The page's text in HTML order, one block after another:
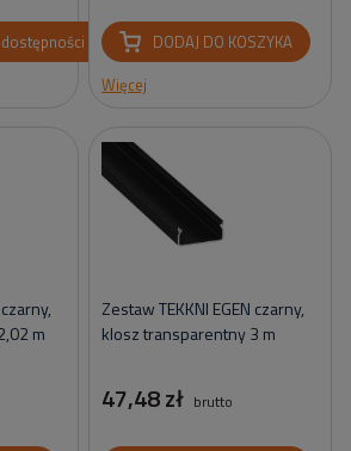
DODAJ DO KOSZYKA
Więcej
m
Zestaw TEKKNI EGEN czarny,
klosz transparentny 3 m
47,48 zł brutto